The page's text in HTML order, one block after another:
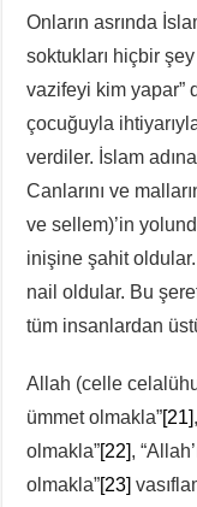
Onların asrında
soktukları hiçbir
vazifeyi kim yapar”
çocuğuyla
verdiler. İslam
Canlarını ve
ve sellem)’in
inişine şahit
nail oldular. Bu
tüm insanlardan
Allah (celle
ümmet olmakla”[21]
olmakla”[22],
olmakla”[23]